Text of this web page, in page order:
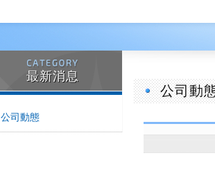
最新消息
公司動態
公司動